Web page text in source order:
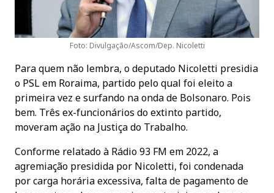
Foto: Divulgação/Ascom/Dep. Nicoletti
Para quem não lembra, o deputado Nicoletti presidia
o PSL em Roraima, partido pelo qual foi eleito a
primeira vez e surfando na onda de Bolsonaro. Pois
bem. Três ex-funcionários do extinto partido,
moveram ação na Justiça do Trabalho.
Conforme relatado à Rádio 93 FM em 2022, a
agremiação presidida por Nicoletti, foi condenada
por carga horária excessiva, falta de pagamento de